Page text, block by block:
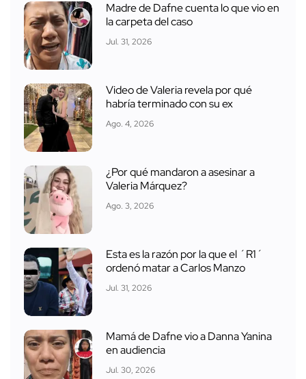
Madre de Dafne cuenta lo que vio en
la carpeta del caso
Jul. 31, 2026
Video de Valeria revela por qué
habría terminado con su ex
Ago. 4, 2026
¿Por qué mandaron a asesinar a
Valeria Márquez?
Ago. 3, 2026
Esta es la razón por la que el ´R1´
ordenó matar a Carlos Manzo
Jul. 31, 2026
Mamá de Dafne vio a Danna Yanina
en audiencia
Jul. 30, 2026